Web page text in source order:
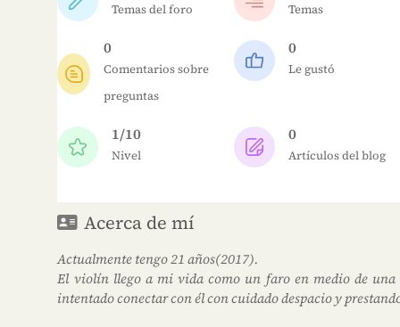
Temas del foro Temas
0
Comentarios sobre
preguntas
0
Le gustó
1/10
Nivel
0
Artículos del blog
Acerca de mí
Actualmente tengo 21 años(2017).
El violín llego a mi vida como un faro en medio de una
intentado conectar con él con cuidado despacio y